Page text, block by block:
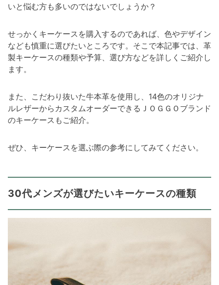
いと悩む方も多いのではないでしょうか？
せっかくキーケースを購入するのであれば、色やデザイン
なども慎重に選びたいところです。そこで本記事では、革
製キーケースの種類や予算、選び方などを詳しくご紹介し
ます。
また、こだわり抜いた牛本革を使用し、14色のオリジナ
ルレザーからカスタムオーダーできるＪＯＧＧＯブランド
のキーケースもご紹介。
ぜひ、キーケースを選ぶ際の参考にしてみてください。
30代メンズが選びたいキーケースの種類